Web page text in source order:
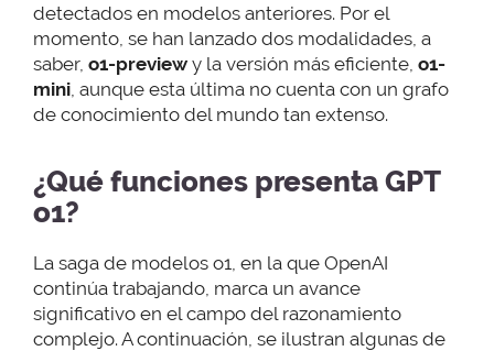
detectados en modelos anteriores. Por el
momento, se han lanzado dos modalidades, a
saber, o1-preview y la versión más eficiente, o1-
mini , aunque esta última no cuenta con un grafo
de conocimiento del mundo tan extenso.
¿Qué funciones presenta GPT
o1?
La saga de modelos o1, en la que OpenAI
continúa trabajando, marca un avance
significativo en el campo del razonamiento
complejo. A continuación, se ilustran algunas de